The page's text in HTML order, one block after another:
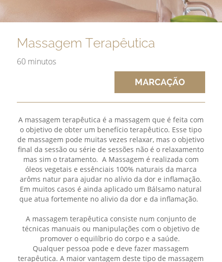
Massagem Terapêutica
60 minutos
MARCAÇÃO
A massagem terapêutica é a massagem que é feita com
o objetivo de obter um benefício terapêutico. Esse tipo
de massagem pode muitas vezes relaxar, mas o objetivo
final da sessão ou série de sessões não é o relaxamento
mas sim o tratamento. A Massagem é realizada com
óleos vegetais e essênciais 100% naturais da marca
arôms natur para ajudar no alívio da dor e inflamação.
Em muitos casos é ainda aplicado um Bálsamo natural
que atua fortemente no alivio da dor e da inflamação.
A massagem terapêutica consiste num conjunto de
técnicas manuais ou manipulações com o objetivo de
promover o equilíbrio do corpo e a saúde.
Qualquer pessoa pode e deve fazer massagem
terapêutica. A maior vantagem deste tipo de massagem